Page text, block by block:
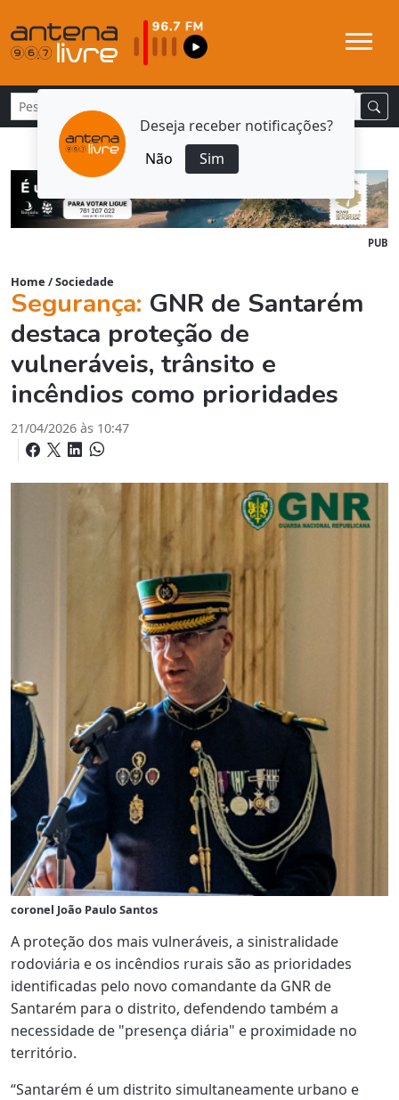
Deseja receber notificações?
Não
Sim
PUB
Home /Sociedade
Segurança: GNR de Santarém
destaca proteção de
vulneráveis, trânsito e
incêndios como prioridades
21/04/2026 às 10:47
coronel João Paulo Santos
A proteção dos mais vulneráveis, a sinistralidade
rodoviária e os incêndios rurais são as prioridades
identificadas pelo novo comandante da GNR de
Santarém para o distrito, defendendo também a
necessidade de "presença diária" e proximidade no
território.
“Santarém é um distrito simultaneamente urbano e